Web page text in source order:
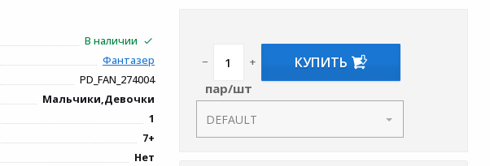
В наличии
Фантазер
PD_FAN_274004
Мальчики,Девочки
1
7+
Нет
− +
пар/шт
КУПИТЬ